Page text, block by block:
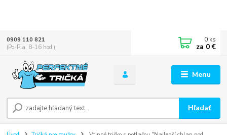
Menu
Hľadať
0909 110 821
(Po-Pia, 8-16 hod.)
0 ks
za 0 €